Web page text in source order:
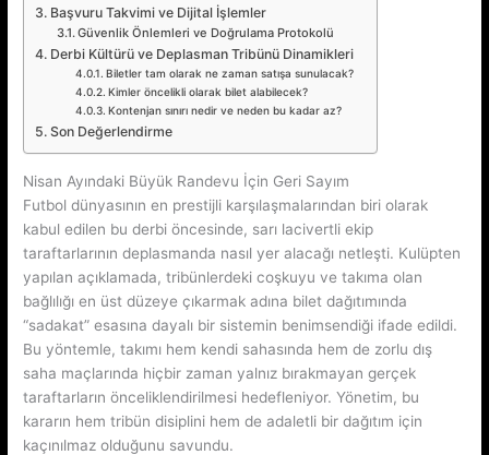
Başvuru Takvimi ve Dijital İşlemler
Güvenlik Önlemleri ve Doğrulama Protokolü
Derbi Kültürü ve Deplasman Tribünü Dinamikleri
Biletler tam olarak ne zaman satışa sunulacak?
Kimler öncelikli olarak bilet alabilecek?
Kontenjan sınırı nedir ve neden bu kadar az?
Son Değerlendirme
Nisan Ayındaki Büyük Randevu İçin Geri Sayım
Futbol dünyasının en prestijli karşılaşmalarından biri olarak
kabul edilen bu derbi öncesinde, sarı lacivertli ekip
taraftarlarının deplasmanda nasıl yer alacağı netleşti. Kulüpten
yapılan açıklamada, tribünlerdeki coşkuyu ve takıma olan
bağlılığı en üst düzeye çıkarmak adına bilet dağıtımında
“sadakat” esasına dayalı bir sistemin benimsendiği ifade edildi.
Bu yöntemle, takımı hem kendi sahasında hem de zorlu dış
saha maçlarında hiçbir zaman yalnız bırakmayan gerçek
taraftarların önceliklendirilmesi hedefleniyor. Yönetim, bu
kararın hem tribün disiplini hem de adaletli bir dağıtım için
kaçınılmaz olduğunu savundu.